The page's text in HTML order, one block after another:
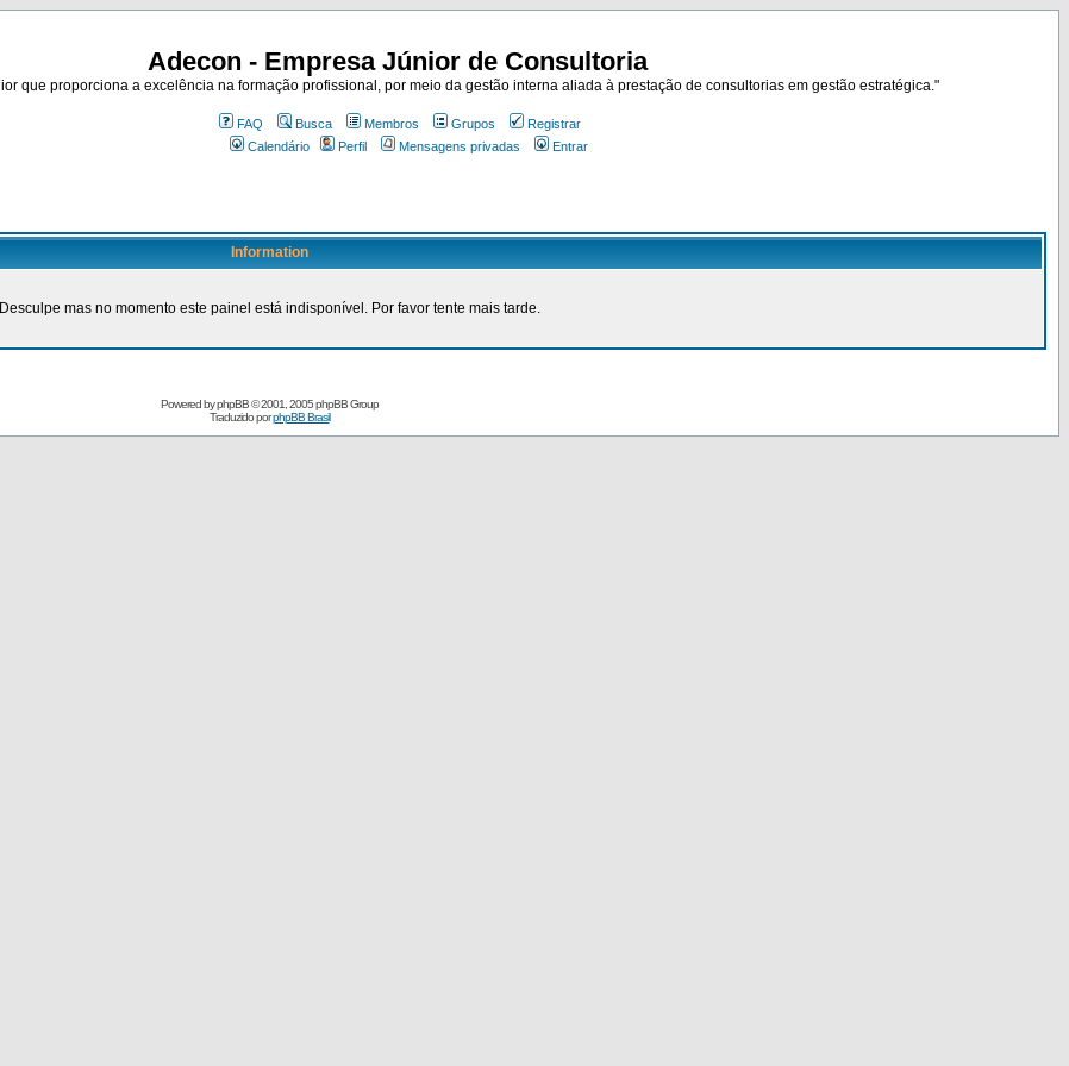
Adecon - Empresa Júnior de Consultoria
que proporciona a excelência na formação profissional, por meio da gestão interna aliada à prestação de consultorias em gestão estratégica."
FAQ Busca Membros Grupos
Registrar
Calendário
Perfil Mensagens privadas Entrar
Information
Desculpe mas no momento este painel está indisponível. Por favor tente mais tarde.
Powered byphpBB© 2001, 2005 phpBB Group
Traduzido porphpBB Brasil